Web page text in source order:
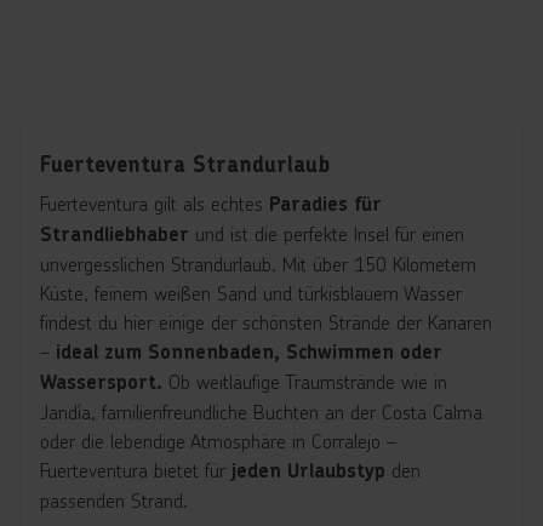
Fuerteventura Strandurlaub
Fuerteventura gilt als echtes Paradies für
Strandliebhaber und ist die perfekte Insel für einen
unvergesslichen Strandurlaub. Mit über 150 Kilometern
Küste, feinem weißen Sand und türkisblauem Wasser
findest du hier einige der schönsten Strände der Kanaren
– ideal zum Sonnenbaden, Schwimmen oder
Wassersport. Ob weitläufige Traumstrände wie in
Jandía, familienfreundliche Buchten an der Costa Calma
oder die lebendige Atmosphäre in Corralejo –
Fuerteventura bietet für jeden Urlaubstyp den
passenden Strand.